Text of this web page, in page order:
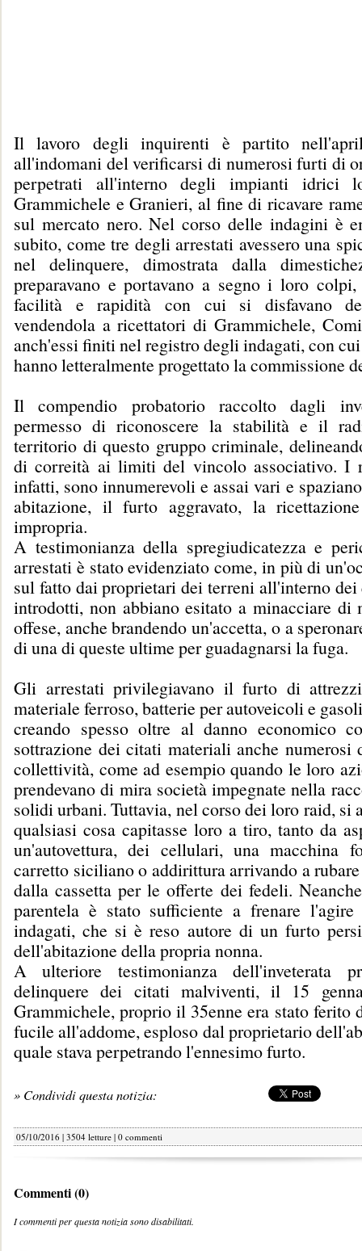
Il lavoro degli inquirenti è partito
all'indomani del verificarsi di numerosi furti di
perpetrati all'interno degli impianti idrici
Grammichele e Granieri, al fine di ricavare
sul mercato nero. Nel corso delle indagini è
subito, come tre degli arrestati avessero una
nel delinquere, dimostrata dalla
preparavano e portavano a segno i loro
facilità e rapidità con cui si disfavano
vendendola a ricettatori di Grammichele,
anch'essi finiti nel registro degli indagati, con
hanno letteralmente progettato la commissione
Il compendio probatorio raccolto dagli
permesso di riconoscere la stabilità e il
territorio di questo gruppo criminale,
di correità ai limiti del vincolo associativo. I
infatti, sono innumerevoli e assai vari e
abitazione, il furto aggravato, la
impropria.
A testimonianza della spregiudicatezza e
arrestati è stato evidenziato come, in più di
sul fatto dai proprietari dei terreni all'interno
introdotti, non abbiano esitato a minacciare di
offese, anche brandendo un'accetta, o a
di una di queste ultime per guadagnarsi la fuga.
Gli arrestati privilegiavano il furto di
materiale ferroso, batterie per autoveicoli e
creando spesso oltre al danno economico
sottrazione dei citati materiali anche numerosi
collettività, come ad esempio quando le loro
prendevano di mira società impegnate nella
solidi urbani. Tuttavia, nel corso dei loro raid, si
qualsiasi cosa capitasse loro a tiro, tanto da
un'autovettura, dei cellulari, una macchina
carretto siciliano o addirittura arrivando a
dalla cassetta per le offerte dei fedeli.
parentela è stato sufficiente a frenare
indagati, che si è reso autore di un furto
dell'abitazione della propria nonna.
A ulteriore testimonianza dell'inveterata
delinquere dei citati malviventi, il 15
Grammichele, proprio il 35enne era stato ferito
fucile all'addome, esploso dal proprietario
quale stava perpetrando l'ennesimo furto.
» Condividi questa notizia:
05/10/2016 | 3504 letture | 0 commenti
Commenti (0)
I commenti per questa notizia sono disabilitati.